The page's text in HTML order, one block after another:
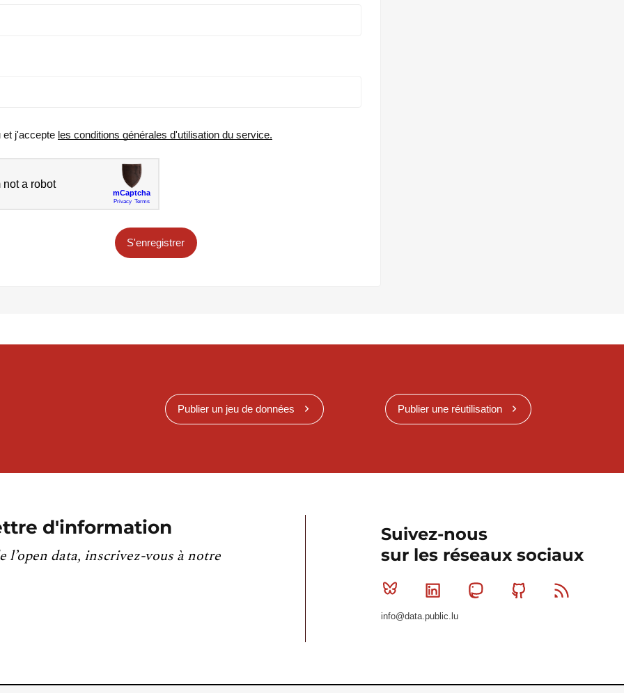
et j'accepte les conditions générales d'utilisation du service.
S'enregistrer
Publier un jeu de données Publier une réutilisation
d'information
l’open data, inscrivez-vous à notre
Suivez-nous
sur les réseaux sociaux
Bluesky Linkedin MastodonGithub
info@data.public.lu